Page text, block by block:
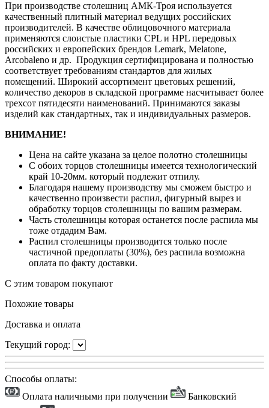
При производстве столешниц АМК-Троя используется
качественный плитный материал ведущих российских
производителей. В качестве облицовочного материала
применяются слоистые пластики CPL и HPL передовых
российских и европейских брендов Lemark, Melatone,
Arcobaleno и др. Продукция сертифицирована и полностью
соответствует требованиям стандартов для жилых
помещений. Широкий ассортимент цветовых решений,
количество декоров в складской программе насчитывает более
трехсот пятидесяти наименований. Принимаются заказы
изделий как стандартных, так и индивидуальных размеров.
ВНИМАНИЕ!
Цена на сайте указана за целое полотно столешницы
С обоих торцов столешницы имеется технологический
край 10-20мм. который подлежит отпилу.
Благодаря нашему производству мы сможем быстро и
качественно произвести распил, фигурный вырез и
обработку торцов столешницы по вашим размерам.
Часть столешницы которая останется после распила мы
тоже отдадим Вам.
Распил столешницы производится только после
частичной предоплаты (30%), без распила возможна
оплата по факту доставки.
С этим товаром покупают
Похожие товары
Доставка и оплата
Текущий город:
Способы оплаты:
Оплата наличными при получении
Банковский